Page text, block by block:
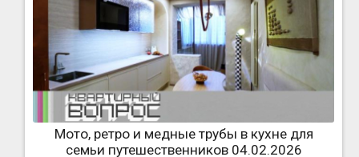
Мото, ретро и медные трубы в кухне для
семьи путешественников 04.02.2026